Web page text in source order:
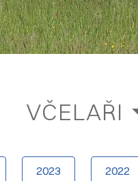
VČELAŘI
2023 2022